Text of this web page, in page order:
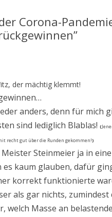
Corona-
der mächtig klemmt!
anders, denn für mich
sind lediglich Blablas! (
recht gut über die Runden gekommen!)
Steinmeier ja in
kaum glauben, dafür
korrekt funktio­nierte
als gar nichts,
welch Masse an